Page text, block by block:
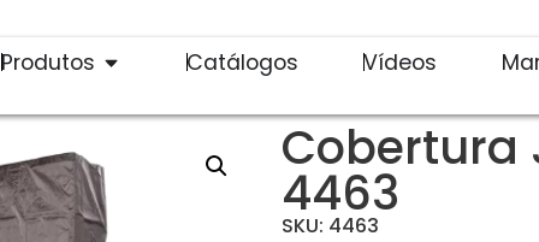
Produtos Catálogos Vídeos
Cobertura
4463
SKU: 4463